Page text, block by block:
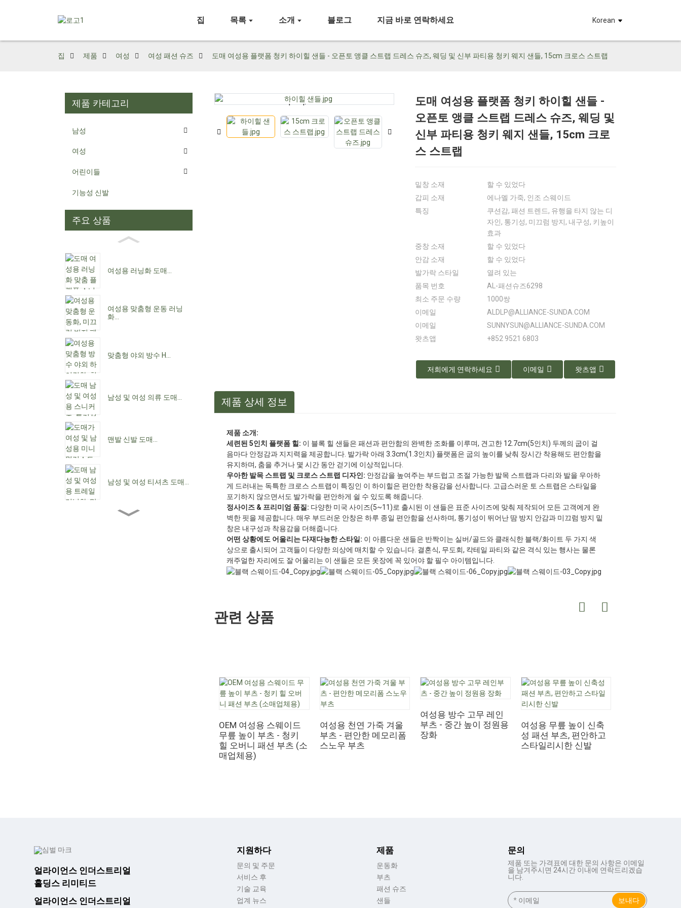
집 목록 소개 블로그 지금 바로 연락하세요 Korean
집 제품 여성 여성 패션 슈즈 도매 여성용 플랫폼 청키 하이힐 샌들 - 오픈토 앵클 스트랩 드레스 슈즈, 웨딩 및 신부 파티용 청키 웨지 샌들, 15cm 크로스 스트랩
제품 카테고리
남성
여성
어린이들
기능성 신발
주요 상품
여성용 러닝화 도매...
여성용 맞춤형 운동 러닝
화...
맞춤형 야외 방수 H...
남성 및 여성 의류 도매...
맨발 신발 도매...
남성 및 여성 티셔츠 도매...
Loading...
Loading... Loading...
Loading... Loading...
Loading...
도매 여성용 플랫폼 청키 하이힐 샌들 -
오픈토 앵클 스트랩 드레스 슈즈, 웨딩 및
신부 파티용 청키 웨지 샌들, 15cm 크로
스 스트랩
밑창 소재
할 수 있었다
갑피 소재
에나멜 가죽, 인조 스웨이드
특징
쿠션감, 패션 트렌드, 유행을 타지 않는 디
자인, 통기성, 미끄럼 방지, 내구성, 키높이
효과
중창 소재
할 수 있었다
안감 소재
할 수 있었다
발가락 스타일
열려 있는
품목 번호
AL-패션슈즈6298
최소 주문 수량
1000쌍
이메일
ALDLP@ALLIANCE-SUNDA.COM
이메일
SUNNYSUN@ALLIANCE-SUNDA.COM
왓츠앱
+852 9521 6803
저희에게 연락하세요 이메일 왓츠앱
제품 상세 정보
제품 소개:
세련된 5인치 플랫폼 힐: 이 블록 힐 샌들은 패션과 편안함의 완벽한 조화를 이루며, 견고한 12.7cm(5인치) 두께의 굽이 걸
음마다 안정감과 지지력을 제공합니다. 발가락 아래 3.3cm(1.3인치) 플랫폼은 굽의 높이를 낮춰 장시간 착용해도 편안함을
유지하며, 춤을 추거나 몇 시간 동안 걷기에 이상적입니다.
우아한 발목 스트랩 및 크로스 스트랩 디자인: 안정감을 높여주는 부드럽고 조절 가능한 발목 스트랩과 다리와 발을 우아하
게 드러내는 독특한 크로스 스트랩이 특징인 이 하이힐은 편안한 착용감을 선사합니다. 고급스러운 토 스트랩은 스타일을
포기하지 않으면서도 발가락을 편안하게 쉴 수 있도록 해줍니다.
정사이즈 & 프리미엄 품질: 다양한 미국 사이즈(5~11)로 출시된 이 샌들은 표준 사이즈에 맞춰 제작되어 모든 고객에게 완
벽한 핏을 제공합니다. 매우 부드러운 안창은 하루 종일 편안함을 선사하며, 통기성이 뛰어난 땀 방지 안감과 미끄럼 방지 밑
창은 내구성과 착용감을 더해줍니다.
어떤 상황에도 어울리는 다재다능한 스타일: 이 아름다운 샌들은 반짝이는 실버/골드와 클래식한 블랙/화이트 두 가지 색
상으로 출시되어 고객들이 다양한 의상에 매치할 수 있습니다. 결혼식, 무도회, 칵테일 파티와 같은 격식 있는 행사는 물론
캐주얼한 자리에도 잘 어울리는 이 샌들은 모든 옷장에 꼭 있어야 할 필수 아이템입니다.
관련 상품
OEM 여성용 스웨이드
무릎 높이 부츠 - 청키
힐 오버니 패션 부츠 (소
매업체용)
여성용 천연 가죽 겨울
부츠 - 편안한 메모리폼
스노우 부츠
여성용 방수 고무 레인
부츠 - 중간 높이 정원용
장화
여성용 무릎 높이 신축
성 패션 부츠, 편안하고
스타일리시한 신발
얼라이언스 인더스트리얼
홀딩스 리미티드
얼라이언스 인더스트리얼
지원하다
문의 및 주문
서비스 후
기술 교육
업계 뉴스
제품
운동화
부츠
패션 슈즈
샌들
문의
제품 또는 가격표에 대한 문의 사항은 이메일
을 남겨주시면 24시간 이내에 연락드리겠습
니다.
보내다